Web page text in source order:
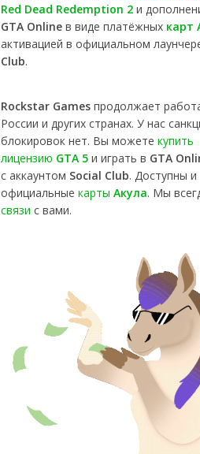
Red Dead Redemption 2 и
GTA Online в виде платёжных карт
активацией в официальном
Club.
Rockstar Games продолжает
России и других странах. У нас
блокировок нет. Вы можете купить
лицензию GTA 5 и играть в GTA
с аккаунтом Social Club. Доступны и
официальные карты Акула. Мы
связи с вами.